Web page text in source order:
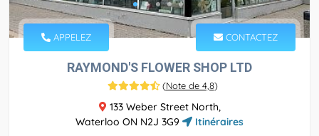
APPELEZ CONTACTEZ
RAYMOND'S FLOWER SHOP LTD
(Note de 4,8)
133 Weber Street North,
Waterloo ON N2J 3G9
Itinéraires